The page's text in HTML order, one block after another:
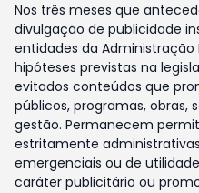
Nos três meses que
divulgação de publicidade
entidades da Administração
hipóteses previstas na
evitados conteúdos que
públicos, programas, obras,
gestão. Permanecem
estritamente
emergenciais ou de
caráter publicitário ou